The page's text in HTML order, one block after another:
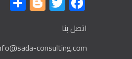
اتصل بنا
consulting.com